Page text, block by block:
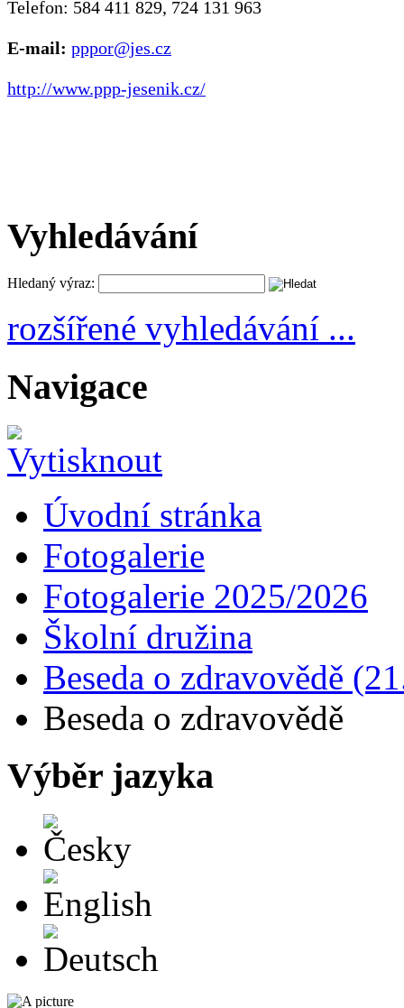
Telefon: 584 411 829, 724 131 963
E-mail: pppor@jes.cz
http://www.ppp-jesenik.cz/
Vyhledávání
Hledaný výraz:
rozšířené vyhledávání ...
Navigace
Úvodní stránka
Fotogalerie
Fotogalerie 2025/2026
Školní družina
Beseda o zdravovědě
Beseda o zdravovědě
Výběr jazyka